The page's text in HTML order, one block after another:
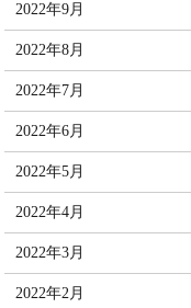
2022年9月
2022年8月
2022年7月
2022年6月
2022年5月
2022年4月
2022年3月
2022年2月